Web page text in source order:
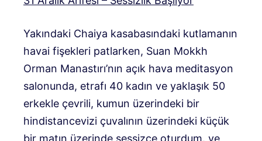
Yakındaki Chaiya kasabasındaki kutlamanın
havai fişekleri patlarken, Suan Mokkh
Orman Manastırı’nın açık hava meditasyon
salonunda, etrafı 40 kadın ve yaklaşık 50
erkekle çevrili, kumun üzerindeki bir
hindistancevizi çuvalının üzerindeki küçük